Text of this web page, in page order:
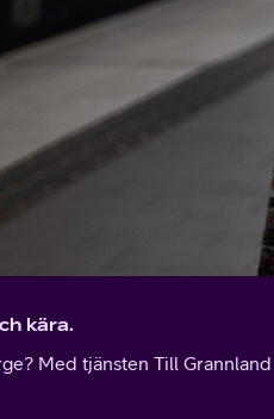
kära.
Med tjänsten Till